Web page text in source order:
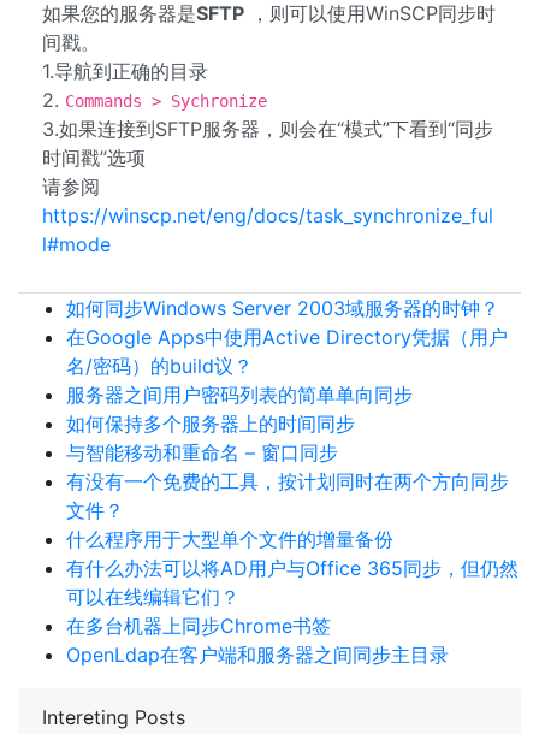
Intereting Posts
如果您的服务器是SFTP ，则可以使用WinSCP同步时
间戳。
1.导航到正确的目录
2. Commands > Sychronize
3.如果连接到SFTP服务器，则会在“模式”下看到“同步
时间戳”选项
请参阅
https://winscp.net/eng/docs/task_synchronize_ful
l#mode
如何同步Windows Server 2003域服务器的时钟？
在Google Apps中使用Active Directory凭据（用户
名/密码）的build议？
服务器之间用户密码列表的简单单向同步
如何保持多个服务器上的时间同步
与智能移动和重命名 – 窗口同步
有没有一个免费的工具，按计划同时在两个方向同步
文件？
什么程序用于大型单个文件的增量备份
有什么办法可以将AD用户与Office 365同步，但仍然
可以在线编辑它们？
在多台机器上同步Chrome书签
OpenLdap在客户端和服务器之间同步主目录